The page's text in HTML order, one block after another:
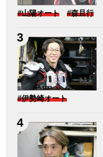
#山陽オート #森且行
#伊勢崎オート